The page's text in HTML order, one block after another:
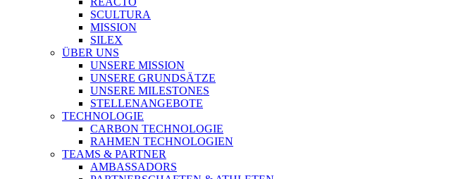
SCULTURA
MISSION
SILEX
ÜBER UNS
UNSERE MISSION
UNSERE GRUNDSÄTZE
UNSERE MILESTONES
STELLENANGEBOTE
TECHNOLOGIE
CARBON TECHNOLOGIE
RAHMEN TECHNOLOGIEN
TEAMS & PARTNER
AMBASSADORS